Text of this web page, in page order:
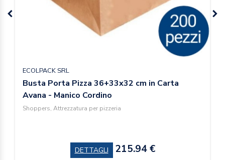
ECOLPACK SRL
Busta Porta Pizza 36+33x32 cm in Carta
Avana - Manico Cordino
Shoppers, Attrezzatura per pizzeria
DETTAGLI 215.94 €